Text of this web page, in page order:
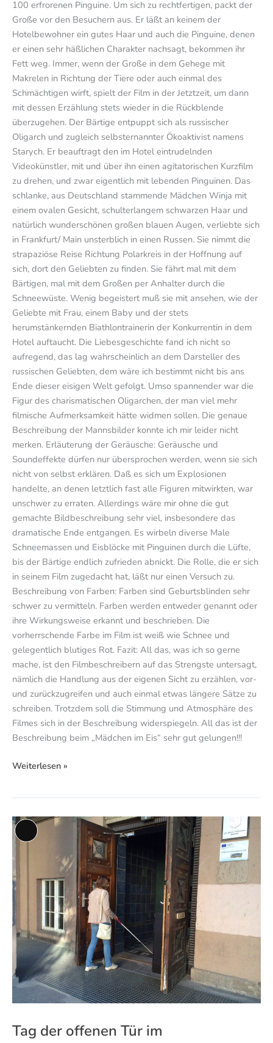
100 erfrorenen Pinguine. Um sich zu rechtfertigen, packt der
Große vor den Besuchern aus. Er läßt an keinem der
Hotelbewohner ein gutes Haar und auch die Pinguine, denen
er einen sehr häßlichen Charakter nachsagt, bekommen ihr
Fett weg. Immer, wenn der Große in dem Gehege mit
Makrelen in Richtung der Tiere oder auch einmal des
Schmächtigen wirft, spielt der Film in der Jetztzeit, um dann
mit dessen Erzählung stets wieder in die Rückblende
überzugehen. Der Bärtige entpuppt sich als russischer
Oligarch und zugleich selbsternannter Ökoaktivist namens
Starych. Er beauftragt den im Hotel eintrudelnden
Videokünstler, mit und über ihn einen agitatorischen Kurzfilm
zu drehen, und zwar eigentlich mit lebenden Pinguinen. Das
schlanke, aus Deutschland stammende Mädchen Winja mit
einem ovalen Gesicht, schulterlangem schwarzen Haar und
natürlich wunderschönen großen blauen Augen, verliebte sich
in Frankfurt/ Main unsterblich in einen Russen. Sie nimmt die
strapaziöse Reise Richtung Polarkreis in der Hoffnung auf
sich, dort den Geliebten zu finden. Sie fährt mal mit dem
Bärtigen, mal mit dem Großen per Anhalter durch die
Schneewüste. Wenig begeistert muß sie mit ansehen, wie der
Geliebte mit Frau, einem Baby und der stets
herumstänkernden Biathlontrainerin der Konkurrentin in dem
Hotel auftaucht. Die Liebesgeschichte fand ich nicht so
aufregend, das lag wahrscheinlich an dem Darsteller des
russischen Geliebten, dem wäre ich bestimmt nicht bis ans
Ende dieser eisigen Welt gefolgt. Umso spannender war die
Figur des charismatischen Oligarchen, der man viel mehr
filmische Aufmerksamkeit hätte widmen sollen. Die genaue
Beschreibung der Mannsbilder konnte ich mir leider nicht
merken. Erläuterung der Geräusche: Geräusche und
Soundeffekte dürfen nur übersprochen werden, wenn sie sich
nicht von selbst erklären. Daß es sich um Explosionen
handelte, an denen letztlich fast alle Figuren mitwirkten, war
unschwer zu erraten. Allerdings wäre mir ohne die gut
gemachte Bildbeschreibung sehr viel, insbesondere das
dramatische Ende entgangen. Es wirbeln diverse Male
Schneemassen und Eisblöcke mit Pinguinen durch die Lüfte,
bis der Bärtige endlich zufrieden abnickt. Die Rolle, die er sich
in seinem Film zugedacht hat, läßt nur einen Versuch zu.
Beschreibung von Farben: Farben sind Geburtsblinden sehr
schwer zu vermitteln. Farben werden entweder genannt oder
ihre Wirkungsweise erkannt und beschrieben. Die
vorherrschende Farbe im Film ist weiß wie Schnee und
gelegentlich blutiges Rot. Fazit: All das, was ich so gerne
mache, ist den Filmbeschreibern auf das Strengste untersagt,
nämlich die Handlung aus der eigenen Sicht zu erzählen, vor-
und zurückzugreifen und auch einmal etwas längere Sätze zu
schreiben. Trotzdem soll die Stimmung und Atmosphäre des
Filmes sich in der Beschreibung widerspiegeln. All das ist der
Beschreibung beim „Mädchen im Eis“ sehr gut gelungen!!!
Weiterlesen »
Lange
Tag der offenen Tür im
Tag
der
offenen
Tür
im
Berufsförderungswerk
Halle
(Saale)